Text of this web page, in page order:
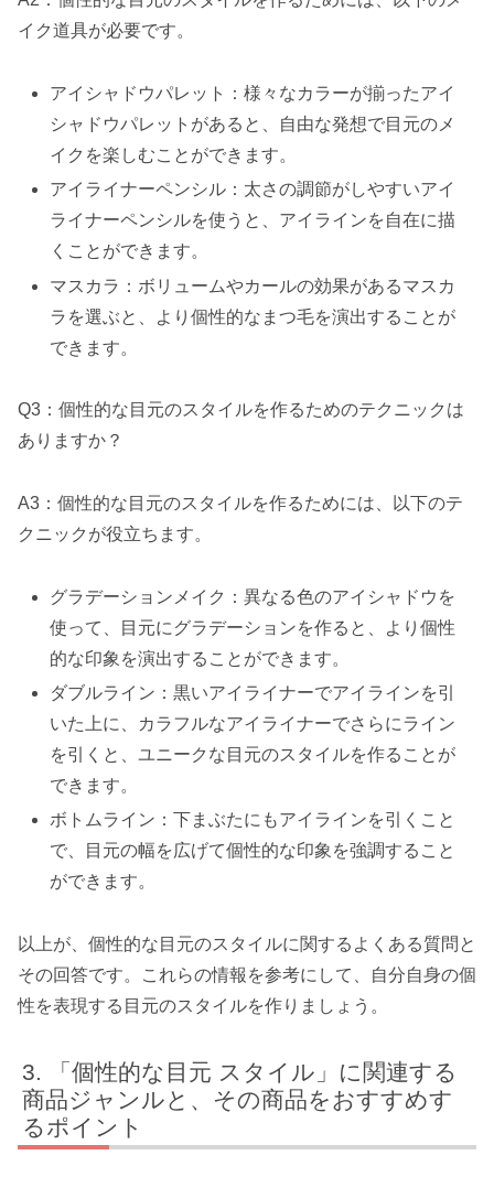
イク道具が必要です。
アイシャドウパレット：様々なカラーが揃ったアイ
シャドウパレットがあると、自由な発想で目元のメ
イクを楽しむことができます。
アイライナーペンシル：太さの調節がしやすいアイ
ライナーペンシルを使うと、アイラインを自在に描
くことができます。
マスカラ：ボリュームやカールの効果があるマスカ
ラを選ぶと、より個性的なまつ毛を演出することが
できます。
Q3：個性的な目元のスタイルを作るためのテクニックは
ありますか？
A3：個性的な目元のスタイルを作るためには、以下のテ
クニックが役立ちます。
グラデーションメイク：異なる色のアイシャドウを
使って、目元にグラデーションを作ると、より個性
的な印象を演出することができます。
ダブルライン：黒いアイライナーでアイラインを引
いた上に、カラフルなアイライナーでさらにライン
を引くと、ユニークな目元のスタイルを作ることが
できます。
ボトムライン：下まぶたにもアイラインを引くこと
で、目元の幅を広げて個性的な印象を強調すること
ができます。
以上が、個性的な目元のスタイルに関するよくある質問と
その回答です。これらの情報を参考にして、自分自身の個
性を表現する目元のスタイルを作りましょう。
「個性的な目元 スタイル」に関連する
商品ジャンルと、その商品をおすすめす
るポイント